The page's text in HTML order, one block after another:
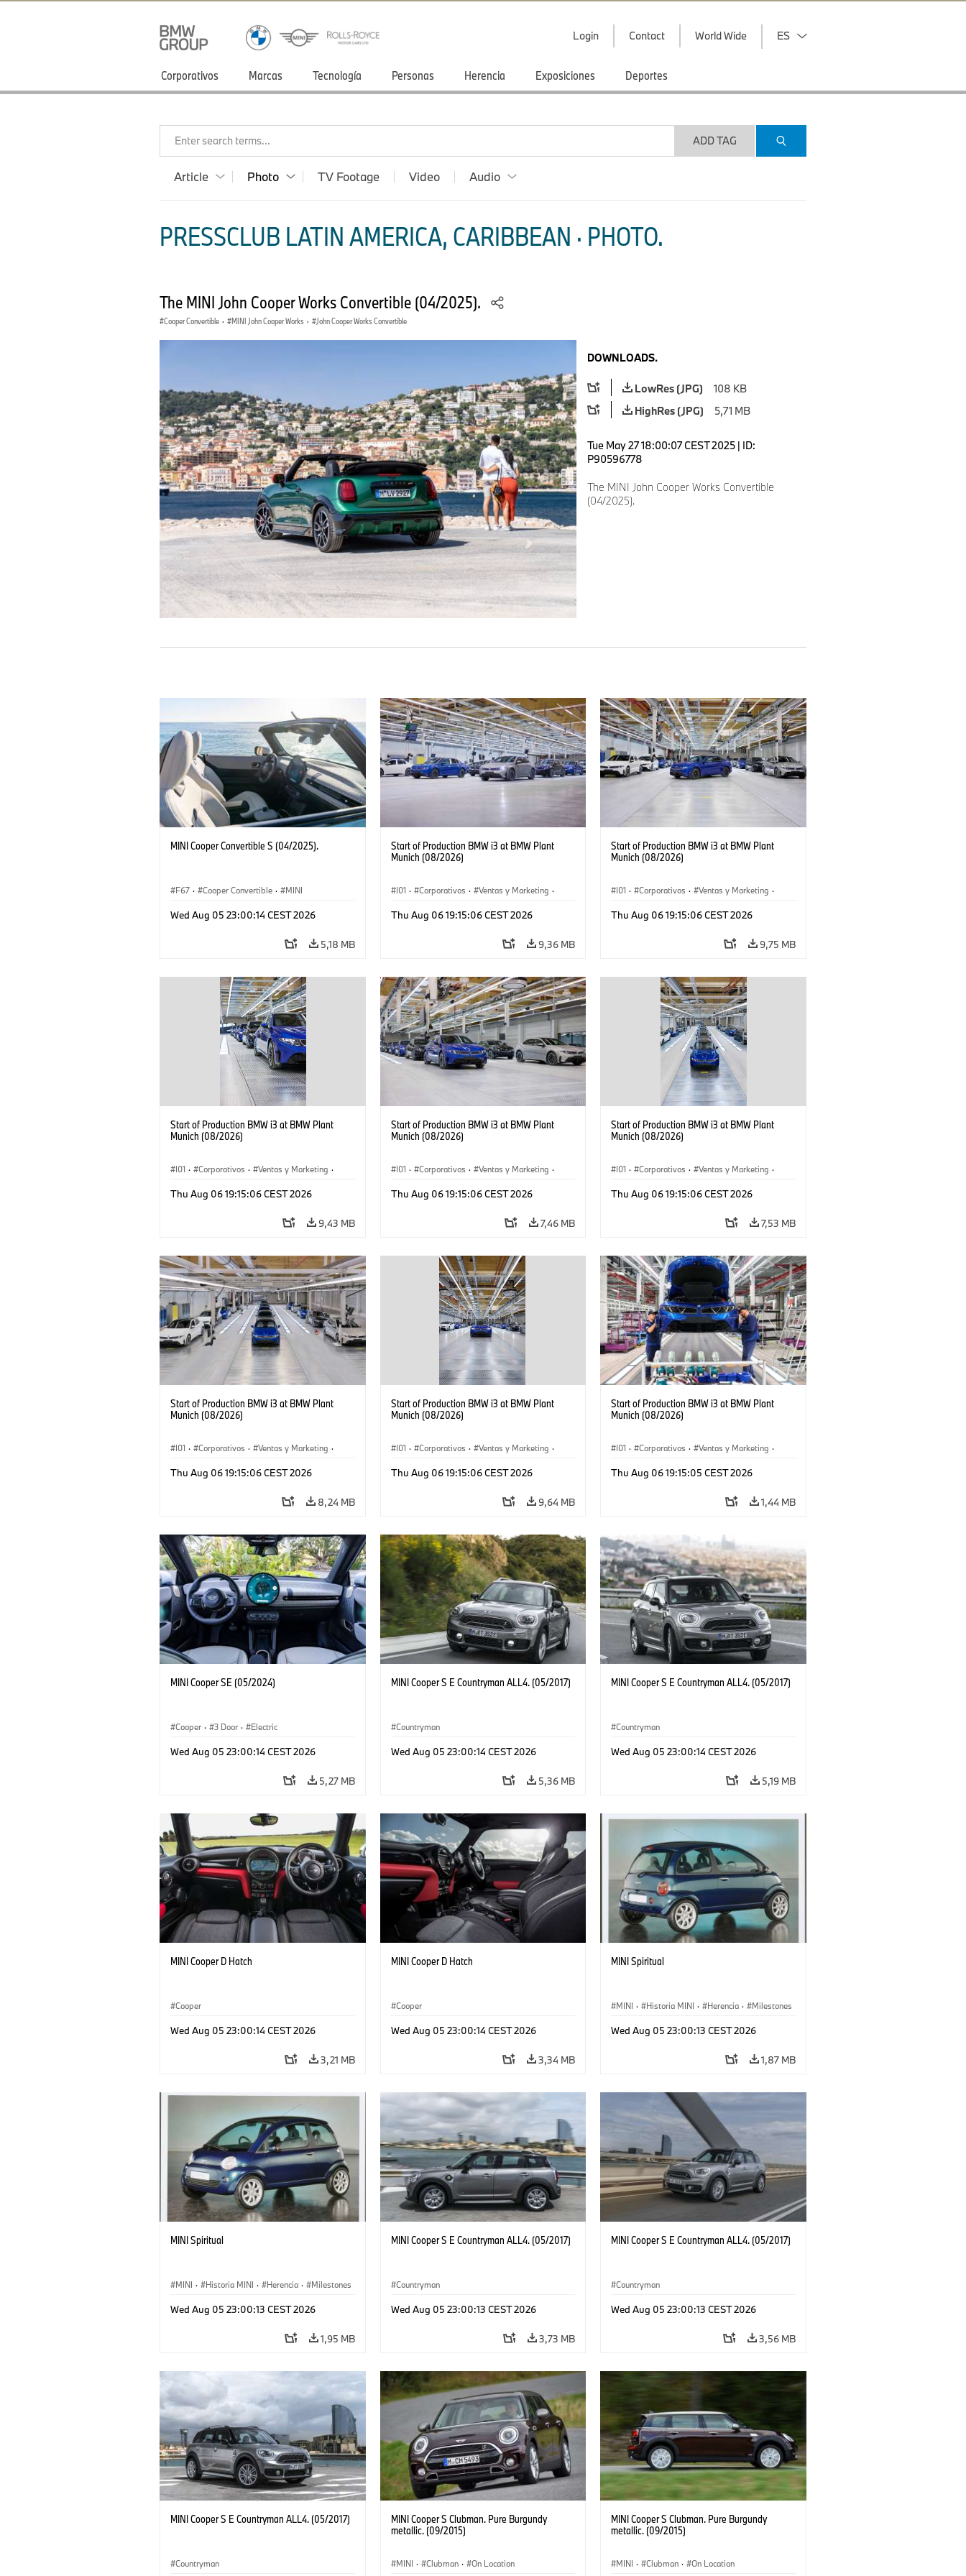
Login Contact World Wide ES
Corporativos Marcas Tecnología Personas Herencia Exposiciones Deportes
Enter search terms... ADD TAG
Article Photo TV Footage Video Audio
PRESSCLUB LATIN AMERICA, CARIBBEAN · PHOTO.
The MINI John Cooper Works Convertible (04/2025).
Cooper Convertible · MINI John Cooper Works · John Cooper Works Convertible
DOWNLOADS.
LowRes (JPG)
108 KB
HighRes (JPG)
5,71 MB
Tue May 27 18:00:07 CEST 2025 | ID:
P90596778
The MINI John Cooper Works Convertible
(04/2025).
MINI Cooper Convertible S (04/2025).
F67 · Cooper Convertible · MINI
Wed Aug 05 23:00:14 CEST 2026
5,18 MB
Start of Production BMW i3 at BMW Plant
Munich (08/2026)
I01 · Corporativos · Ventas y Marketing ·
Thu Aug 06 19:15:06 CEST 2026
9,36 MB
Start of Production BMW i3 at BMW Plant
Munich (08/2026)
I01 · Corporativos · Ventas y Marketing ·
Thu Aug 06 19:15:06 CEST 2026
9,75 MB
Start of Production BMW i3 at BMW Plant
Munich (08/2026)
I01 · Corporativos · Ventas y Marketing ·
Thu Aug 06 19:15:06 CEST 2026
9,43 MB
Start of Production BMW i3 at BMW Plant
Munich (08/2026)
I01 · Corporativos · Ventas y Marketing ·
Thu Aug 06 19:15:06 CEST 2026
7,46 MB
Start of Production BMW i3 at BMW Plant
Munich (08/2026)
I01 · Corporativos · Ventas y Marketing ·
Thu Aug 06 19:15:06 CEST 2026
7,53 MB
Start of Production BMW i3 at BMW Plant
Munich (08/2026)
I01 · Corporativos · Ventas y Marketing ·
Thu Aug 06 19:15:06 CEST 2026
8,24 MB
Start of Production BMW i3 at BMW Plant
Munich (08/2026)
I01 · Corporativos · Ventas y Marketing ·
Thu Aug 06 19:15:06 CEST 2026
9,64 MB
Start of Production BMW i3 at BMW Plant
Munich (08/2026)
I01 · Corporativos · Ventas y Marketing ·
Thu Aug 06 19:15:05 CEST 2026
1,44 MB
MINI Cooper SE (05/2024)
Cooper · 3 Door · Electric
Wed Aug 05 23:00:14 CEST 2026
5,27 MB
MINI Cooper S E Countryman ALL4. (05/2017)
Countryman
Wed Aug 05 23:00:14 CEST 2026
5,36 MB
MINI Cooper S E Countryman ALL4. (05/2017)
Countryman
Wed Aug 05 23:00:14 CEST 2026
5,19 MB
MINI Cooper D Hatch
Cooper
Wed Aug 05 23:00:14 CEST 2026
3,21 MB
MINI Cooper D Hatch
Cooper
Wed Aug 05 23:00:14 CEST 2026
3,34 MB
MINI Spiritual
MINI · Historia MINI · Herencia · Milestones
Wed Aug 05 23:00:13 CEST 2026
1,87 MB
MINI Spiritual
MINI · Historia MINI · Herencia · Milestones
Wed Aug 05 23:00:13 CEST 2026
1,95 MB
MINI Cooper S E Countryman ALL4. (05/2017)
Countryman
Wed Aug 05 23:00:13 CEST 2026
3,73 MB
MINI Cooper S E Countryman ALL4. (05/2017)
Countryman
Wed Aug 05 23:00:13 CEST 2026
3,56 MB
MINI Cooper S E Countryman ALL4. (05/2017)
Countryman
MINI Cooper S Clubman. Pure Burgundy
metallic. (09/2015)
MINI · Clubman · On Location
MINI Cooper S Clubman. Pure Burgundy
metallic. (09/2015)
MINI · Clubman · On Location